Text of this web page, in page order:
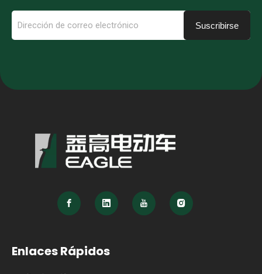
Suscribirse
Enlaces Rápidos